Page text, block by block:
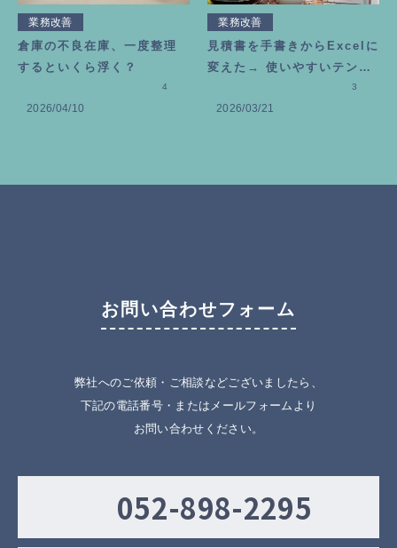
業務改善
倉庫の不良在庫、一度整理
するといくら浮く？
2026/04/10
4
業務改善
見積書を手書きからExcelに
変えた→ 使いやすいテンプ
2026/03/21
3
お問い合わせフォーム
弊社へのご依頼・ご相談などございましたら、
下記の電話番号・またはメールフォームより
お問い合わせください。
052-898-2295